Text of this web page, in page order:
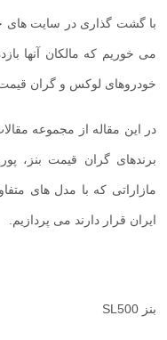
با گشت گذاری در سایت های
خودروهای لوکس و گران
در این مقاله از مجموعه
برندهای گران قیمت بنز،
مازاراتی که با مدل های
ایران قرار دارند می پردازیم.
بنز SL500